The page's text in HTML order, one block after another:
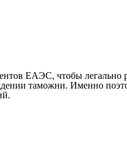
ЕАЭС, чтобы легально
таможни. Именно